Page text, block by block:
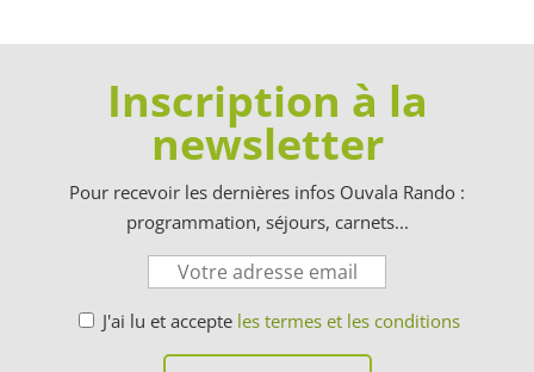
Inscription à la
newsletter
Pour recevoir les dernières infos Ouvala Rando :
programmation, séjours, carnets...
J'ai lu et accepte les termes et les conditions